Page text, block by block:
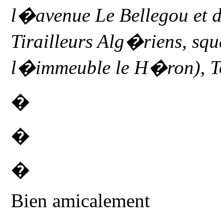
l�avenue Le Bellegou et
Tirailleurs Alg�riens,
l�immeuble le H�ron),
�
�
�
Bien amicalement